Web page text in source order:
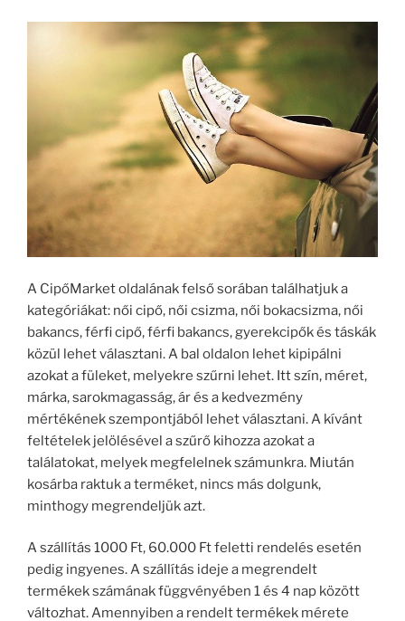
A CipőMarket oldalának felső sorában találhatjuk a
kategóriákat: női cipő, női csizma, női bokacsizma, női
bakancs, férfi cipő, férfi bakancs, gyerekcipők és táskák
közül lehet választani. A bal oldalon lehet kipipálni
azokat a füleket, melyekre szűrni lehet. Itt szín, méret,
márka, sarokmagasság, ár és a kedvezmény
mértékének szempontjából lehet választani. A kívánt
feltételek jelölésével a szűrő kihozza azokat a
találatokat, melyek megfelelnek számunkra. Miután
kosárba raktuk a terméket, nincs más dolgunk,
minthogy megrendeljük azt.
A szállítás 1000 Ft, 60.000 Ft feletti rendelés esetén
pedig ingyenes. A szállítás ideje a megrendelt
termékek számának függvényében 1 és 4 nap között
változhat. Amennyiben a rendelt termékek mérete